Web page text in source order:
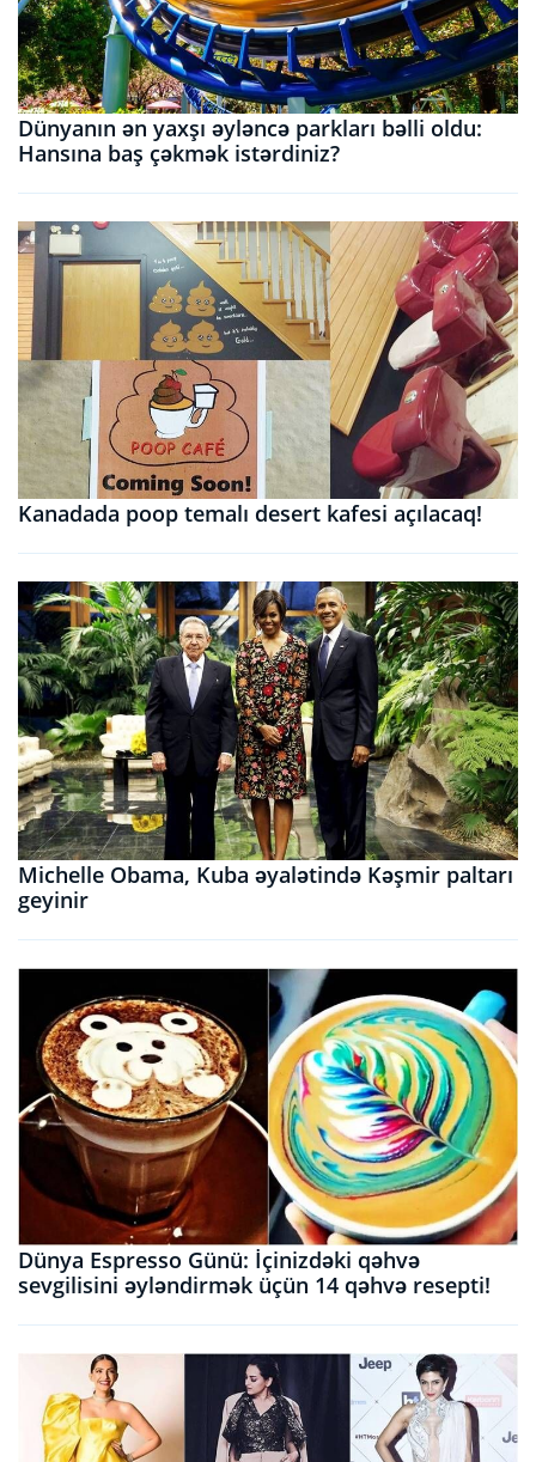
Dünyanın ən yaxşı əyləncə parkları bəlli oldu:
Hansına baş çəkmək istərdiniz?
Kanadada poop temalı desert kafesi açılacaq!
Michelle Obama, Kuba əyalətində Kəşmir paltarı
geyinir
Dünya Espresso Günü: İçinizdəki qəhvə
sevgilisini əyləndirmək üçün 14 qəhvə resepti!